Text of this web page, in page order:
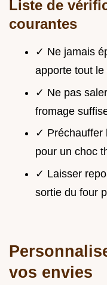
Liste de
courantes
✓ Ne jamais
apporte tout
✓ Ne pas
fromage
✓ Préchauffer
pour un choc
✓ Laisser
sortie du four
vos envies